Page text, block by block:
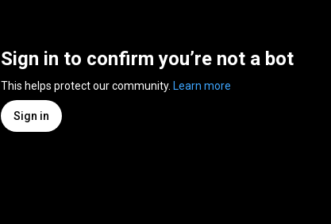
Sign in to confirm you’re not a bot
This helps protect our community. Learn more
Sign in